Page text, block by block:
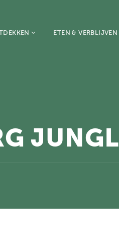
ETEN & VERBLIJVEN